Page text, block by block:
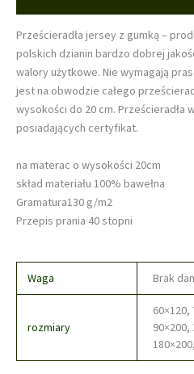
Prześcieradła jersey z gumką –
polskich dzianin bardzo dobrej
walory użytkowe. Nie wymagają
jest na obwodzie całego
wysokości do 20 cm. Prześcieradła
posiadających certyfikat.
na materac o wysokości 20cm
skład materiału 100% bawełna
Gramatura130 g/m2
Przepis prania 40 stopni
Waga Brak
rozmiary
60×120,
90×200,